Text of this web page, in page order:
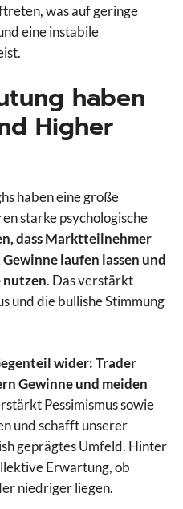
was auf geringe
eine instabile
haben
Higher
haben eine große
starke psychologische
dass Marktteilnehmer
laufen lassen und
nutzen. Das verstärkt
und die bullishe Stimmung
wider: Trader
Gewinne und meiden
Pessimismus sowie
und schafft unserer
geprägtes Umfeld. Hinter
Erwartung, ob
niedriger liegen.